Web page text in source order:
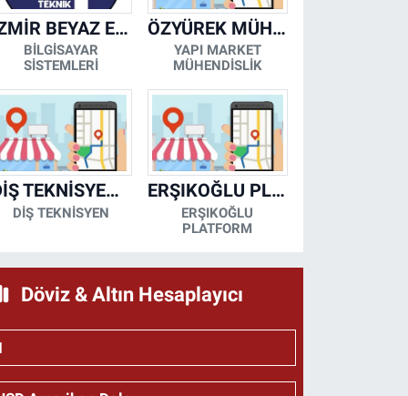
İZMİR BEYAZ EŞYA KLİMA KOMBİ SERVİSİ
BİLGİSAYAR
SİSTEMLERİ
ÖZYÜREK MÜHENDİSLİK
YAPI MARKET
MÜHENDİSLİK
DİŞ TEKNİSYENİ- MESUT KORKMAZ
DİŞ TEKNİSYEN
ERŞIKOĞLU PLATFORM
ERŞIKOĞLU
PLATFORM
Döviz & Altın Hesaplayıcı